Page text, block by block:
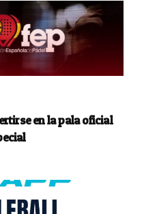
en la pala oficial